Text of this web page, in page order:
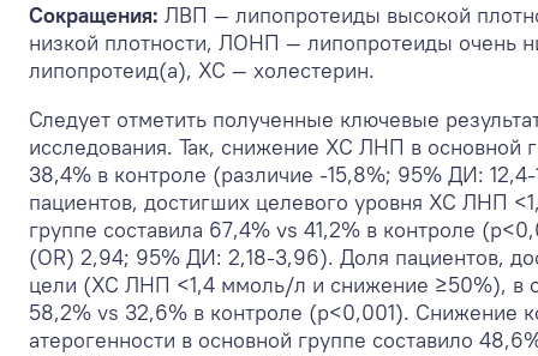
Сокращения: ЛВП — липопротеиды высокой
низкой плотности, ЛОНП — липопротеиды очень
липопротеид(а), ХС — холестерин.
Следует отметить полученные ключевые
исследования. Так, снижение ХС ЛНП в основной
38,4% в контроле (различие -15,8%; 95% ДИ:
пациентов, достигших целевого уровня ХС ЛНП
группе составила 67,4% vs 41,2% в контроле
(OR) 2,94; 95% ДИ: 2,18-3,96). Доля пациентов,
цели (ХС ЛНП <1,4 ммоль/л и снижение ≥50%), в
58,2% vs 32,6% в контроле (p<0,001). Снижение
атерогенности в основной группе составило